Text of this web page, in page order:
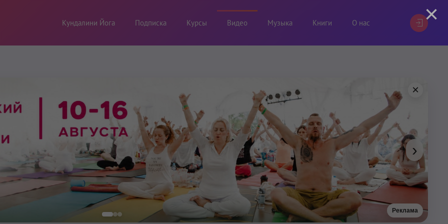
Кундалини Йога Подписка Курсы Видео Музыка Книги О нас
Реклама
×
›
×